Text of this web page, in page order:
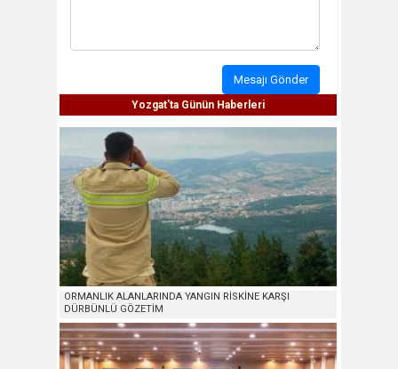
Mesajı Gönder
Yozgat'ta Günün Haberleri
ORMANLIK ALANLARINDA YANGIN RİSKİNE KARŞI
DÜRBÜNLÜ GÖZETİM